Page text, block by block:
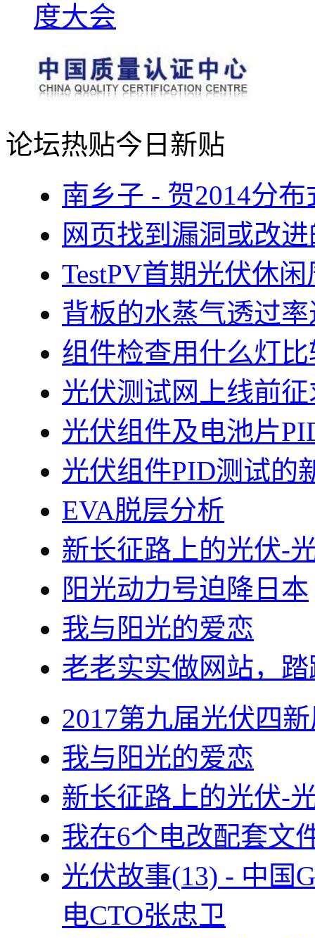
论坛热贴今日新贴
南乡子 - 贺2014分
网页找到漏洞或改
TestPV首期光伏休
背板的水蒸气透过
组件检查用什么灯
光伏测试网上线前
光伏组件及电池片
光伏组件PID测试的
EVA脱层分析
新长征路上的光伏-
阳光动力号迫降日本
我与阳光的爱恋
老老实实做网站，
2017第九届光伏四
我与阳光的爱恋
新长征路上的光伏-
我在6个电改配套文
光伏故事(13) - 中国
电CTO张忠卫